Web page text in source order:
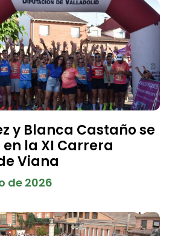
y Blanca Castaño se
la XI Carrera
Viana
de 2026